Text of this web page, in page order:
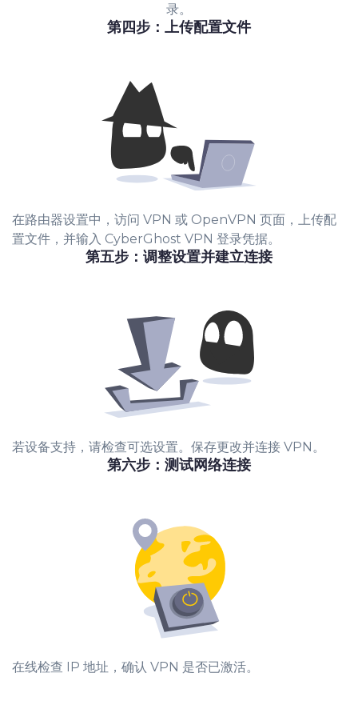
录。
第四步：上传配置文件
在路由器设置中，访问 VPN 或 OpenVPN 页面，上传配
置文件，并输入 CyberGhost VPN 登录凭据。
第五步：调整设置并建立连接
若设备支持，请检查可选设置。保存更改并连接 VPN。
第六步：测试网络连接
在线检查 IP 地址，确认 VPN 是否已激活。